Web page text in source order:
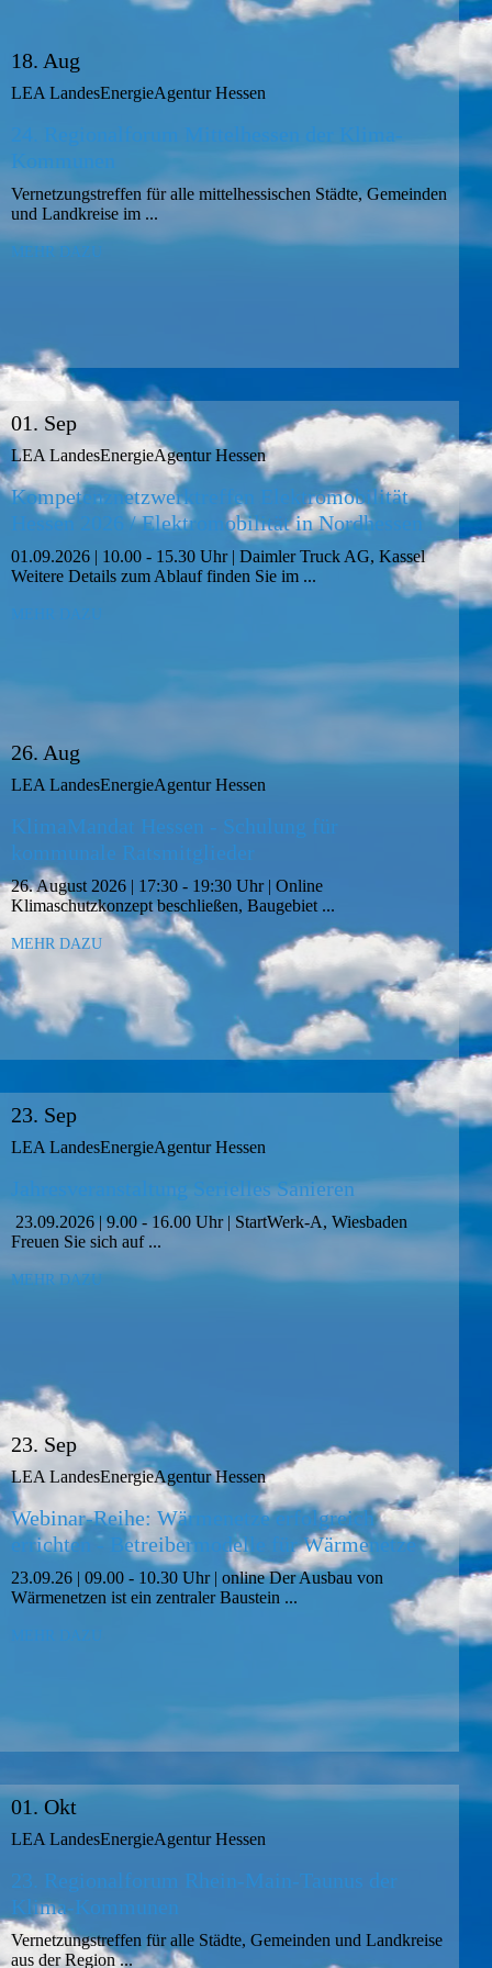
18. Aug
LEA LandesEnergieAgentur Hessen
24. Regionalforum Mittelhessen der Klima-
Kommunen
Vernetzungstreffen für alle mittelhessischen Städte, Gemeinden
und Landkreise im ...
MEHR DAZU
01. Sep
LEA LandesEnergieAgentur Hessen
Kompetenznetzwerktreffen Elektromobilität
Hessen 2026 / Elektromobilität in Nordhessen
01.09.2026 | 10.00 - 15.30 Uhr | Daimler Truck AG, Kassel
Weitere Details zum Ablauf finden Sie im ...
MEHR DAZU
26. Aug
LEA LandesEnergieAgentur Hessen
KlimaMandat Hessen - Schulung für
kommunale Ratsmitglieder
26. August 2026 | 17:30 - 19:30 Uhr | Online
Klimaschutzkonzept beschließen, Baugebiet ...
MEHR DAZU
23. Sep
LEA LandesEnergieAgentur Hessen
Jah­res­ver­an­stal­tung Se­ri­el­les Sa­nie­ren
23.09.2026 | 9.00 - 16.00 Uhr | Start­Werk-A, Wiesbaden
Freu­en Sie sich auf ...
MEHR DAZU
23. Sep
LEA LandesEnergieAgentur Hessen
Webinar-Reihe: Wärmenetze erfolgreich
errichten - Betreibermodelle für Wärmenetze
23.09.26 | 09.00 - 10.30 Uhr | online Der Ausbau von
Wärmenetzen ist ein zentraler Baustein ...
MEHR DAZU
01. Okt
LEA LandesEnergieAgentur Hessen
23. Regionalforum Rhein-Main-Taunus der
Klima-Kommunen
Vernetzungstreffen für alle Städte, Gemeinden und Landkreise
aus der Region ...